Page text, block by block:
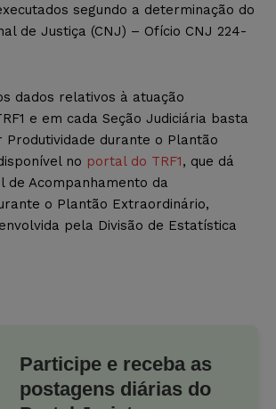
segundo a determinação do
de Justiça (CNJ) – Ofício CNJ 224-
dados relativos à atuação
e em cada Seção Judiciária basta
Produtividade durante o Plantão
no portal do TRF1, que dá
de Acompanhamento da
o Plantão Extraordinário,
pela Divisão de Estatística
Participe e receba as
postagens diárias do